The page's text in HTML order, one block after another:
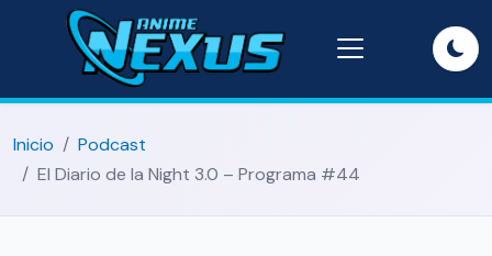
Inicio
Podcast
El Diario de la Night 3.0 – Programa #44